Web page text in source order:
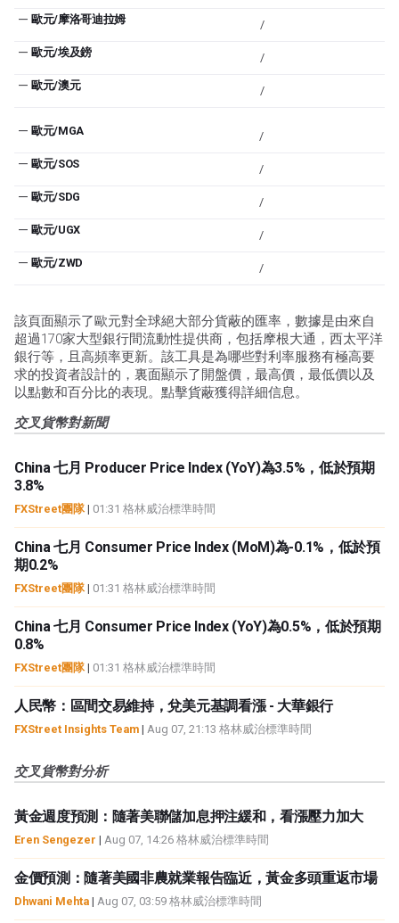
— 歐元/摩洛哥迪拉姆 /
— 歐元/埃及鎊 /
— 歐元/澳元 /
— 歐元/MGA /
— 歐元/SOS /
— 歐元/SDG /
— 歐元/UGX /
— 歐元/ZWD /
該頁面顯示了歐元對全球絕大部分貨蔽的匯率，數據是由來自
超過170家大型銀行間流動性提供商，包括摩根大通，西太平洋
銀行等，且高頻率更新。該工具是為哪些對利率服務有極高要
求的投資者設計的，裏面顯示了開盤價，最高價，最低價以及
以點數和百分比的表現。點擊貨蔽獲得詳細信息。
交叉貨幣對新聞
China 七月 Producer Price Index (YoY)為3.5%，低於預期
3.8%
FXStreet團隊| 01:31 格林威治標準時間
China 七月 Consumer Price Index (MoM)為-0.1%，低於預
期0.2%
FXStreet團隊| 01:31 格林威治標準時間
China 七月 Consumer Price Index (YoY)為0.5%，低於預期
0.8%
FXStreet團隊| 01:31 格林威治標準時間
人民幣：區間交易維持，兌美元基調看漲 - 大華銀行
FXStreet Insights Team | Aug 07, 21:13 格林威治標準時間
交叉貨幣對分析
黃金週度預測：隨著美聯儲加息押注緩和，看漲壓力加大
Eren Sengezer | Aug 07, 14:26 格林威治標準時間
金價預測：隨著美國非農就業報告臨近，黃金多頭重返市場
Dhwani Mehta | Aug 07, 03:59 格林威治標準時間